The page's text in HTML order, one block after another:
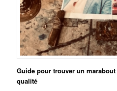
Guide pour trouver un
qualité